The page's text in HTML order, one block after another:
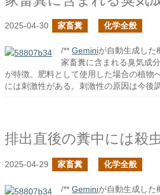
2025-04-30 家畜糞 化学全般
/** Geminiが自動生成した
家畜糞に含まれる臭気成
が特徴。肥料として使用した場合の植物
には刺激性がある。刺激性の原因は今後
2025-04-29 家畜糞 化学全般
/** Geminiが自動生成した